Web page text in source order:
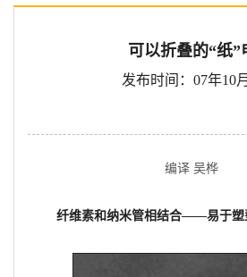
可以折叠的“纸”
发布时间：07年10
编译 吴桦
纤维素和纳米管相结合——易于